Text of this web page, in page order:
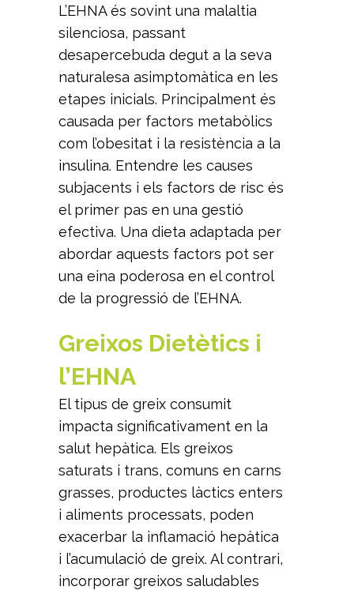
L’EHNA és sovint una malaltia
silenciosa, passant
desapercebuda degut a la seva
naturalesa asimptomàtica en les
etapes inicials. Principalment és
causada per factors metabòlics
com l’obesitat i la resistència a la
insulina. Entendre les causes
subjacents i els factors de risc és
el primer pas en una gestió
efectiva. Una dieta adaptada per
abordar aquests factors pot ser
una eina poderosa en el control
de la progressió de l’EHNA.
Greixos Dietètics i
l’EHNA
El tipus de greix consumit
impacta significativament en la
salut hepàtica. Els greixos
saturats i trans, comuns en carns
grasses, productes làctics enters
i aliments processats, poden
exacerbar la inflamació hepàtica
i l’acumulació de greix. Al contrari,
incorporar greixos saludables